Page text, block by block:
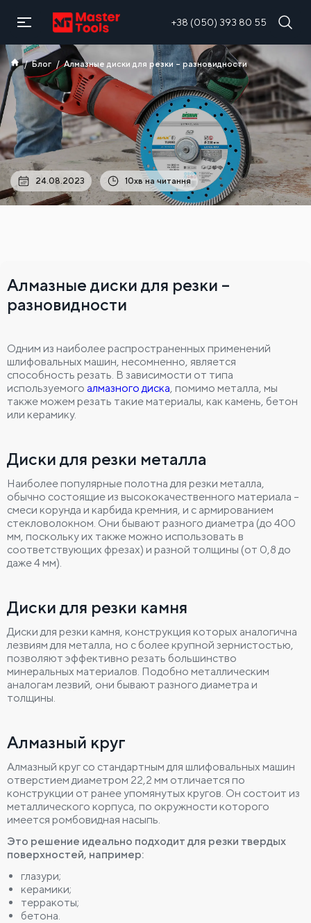
+38 (050) 393 80 55
RU
Блог Алмазные диски для резки – разновидности
24.08.2023 10хв на читання
Алмазные диски для резки –
разновидности
Одним из наиболее распространенных применений
шлифовальных машин, несомненно, является
способность резать. В зависимости от типа
используемого алмазного диска, помимо металла, мы
также можем резать такие материалы, как камень, бетон
или керамику.
Диски для резки металла
Наиболее популярные полотна для резки металла,
обычно состоящие из высококачественного материала –
смеси корунда и карбида кремния, и с армированием
стекловолокном. Они бывают разного диаметра (до 400
мм, поскольку их также можно использовать в
соответствующих фрезах) и разной толщины (от 0,8 до
даже 4 мм).
Диски для резки камня
Диски для резки камня, конструкция которых аналогична
лезвиям для металла, но с более крупной зернистостью,
позволяют эффективно резать большинство
минеральных материалов. Подобно металлическим
аналогам лезвий, они бывают разного диаметра и
толщины.
Алмазный круг
Алмазный круг со стандартным для шлифовальных машин
отверстием диаметром 22,2 мм отличается по
конструкции от ранее упомянутых кругов. Он состоит из
металлического корпуса, по окружности которого
имеется ромбовидная насыпь.
Это решение идеально подходит для резки твердых
поверхностей, например:
глазури;
керамики;
терракоты;
бетона.